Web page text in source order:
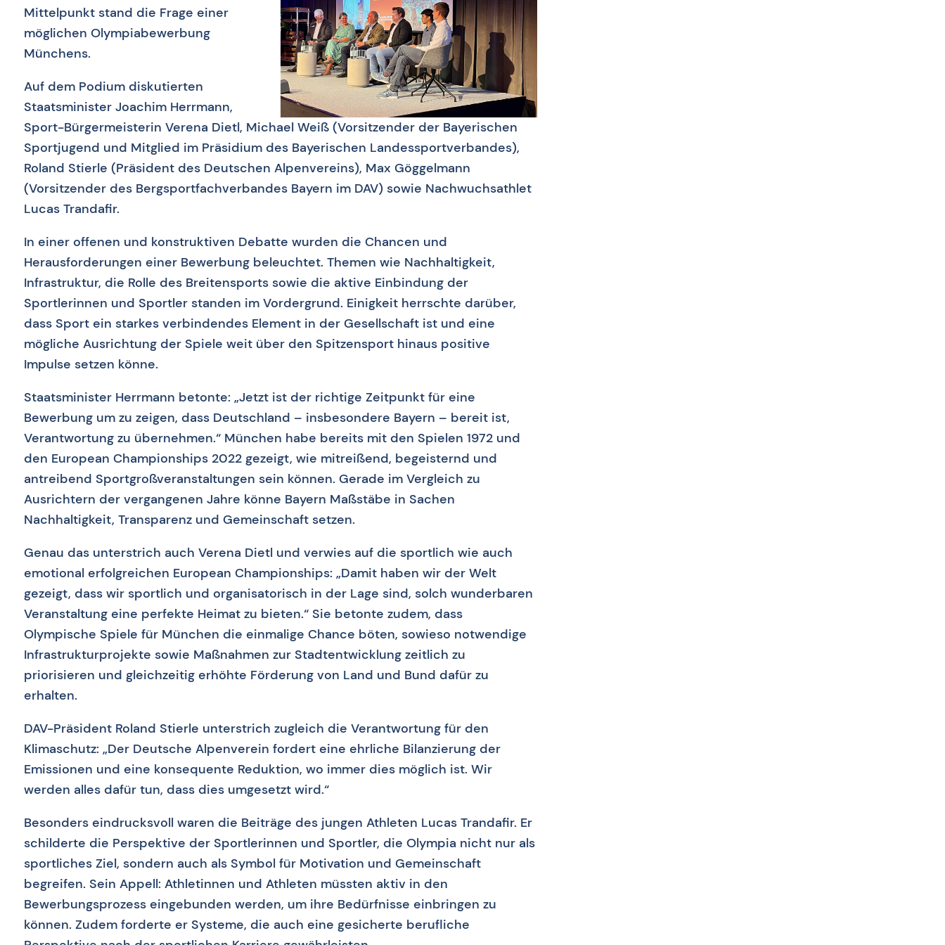
Mittelpunkt stand die Frage einer
möglichen Olympiabewerbung
Münchens.
Auf dem Podium diskutierten
Staatsminister Joachim Herrmann,
Sport-Bürgermeisterin Verena Dietl, Michael Weiß (Vorsitzender der Bayerischen
Sportjugend und Mitglied im Präsidium des Bayerischen Landessportverbandes),
Roland Stierle (Präsident des Deutschen Alpenvereins), Max Göggelmann
(Vorsitzender des Bergsportfachverbandes Bayern im DAV) sowie Nachwuchsathlet
Lucas Trandafir.
In einer offenen und konstruktiven Debatte wurden die Chancen und
Herausforderungen einer Bewerbung beleuchtet. Themen wie Nachhaltigkeit,
Infrastruktur, die Rolle des Breitensports sowie die aktive Einbindung der
Sportlerinnen und Sportler standen im Vordergrund. Einigkeit herrschte darüber,
dass Sport ein starkes verbindendes Element in der Gesellschaft ist und eine
mögliche Ausrichtung der Spiele weit über den Spitzensport hinaus positive
Impulse setzen könne.
Staatsminister Herrmann betonte: „Jetzt ist der richtige Zeitpunkt für eine
Bewerbung um zu zeigen, dass Deutschland – insbesondere Bayern – bereit ist,
Verantwortung zu übernehmen.“ München habe bereits mit den Spielen 1972 und
den European Championships 2022 gezeigt, wie mitreißend, begeisternd und
antreibend Sportgroßveranstaltungen sein können. Gerade im Vergleich zu
Ausrichtern der vergangenen Jahre könne Bayern Maßstäbe in Sachen
Nachhaltigkeit, Transparenz und Gemeinschaft setzen.
Genau das unterstrich auch Verena Dietl und verwies auf die sportlich wie auch
emotional erfolgreichen European Championships: „Damit haben wir der Welt
gezeigt, dass wir sportlich und organisatorisch in der Lage sind, solch wunderbaren
Veranstaltung eine perfekte Heimat zu bieten.“ Sie betonte zudem, dass
Olympische Spiele für München die einmalige Chance böten, sowieso notwendige
Infrastrukturprojekte sowie Maßnahmen zur Stadtentwicklung zeitlich zu
priorisieren und gleichzeitig erhöhte Förderung von Land und Bund dafür zu
erhalten.
DAV-Präsident Roland Stierle unterstrich zugleich die Verantwortung für den
Klimaschutz: „Der Deutsche Alpenverein fordert eine ehrliche Bilanzierung der
Emissionen und eine konsequente Reduktion, wo immer dies möglich ist. Wir
werden alles dafür tun, dass dies umgesetzt wird.“
Besonders eindrucksvoll waren die Beiträge des jungen Athleten Lucas Trandafir. Er
schilderte die Perspektive der Sportlerinnen und Sportler, die Olympia nicht nur als
sportliches Ziel, sondern auch als Symbol für Motivation und Gemeinschaft
begreifen. Sein Appell: Athletinnen und Athleten müssten aktiv in den
Bewerbungsprozess eingebunden werden, um ihre Bedürfnisse einbringen zu
können. Zudem forderte er Systeme, die auch eine gesicherte berufliche